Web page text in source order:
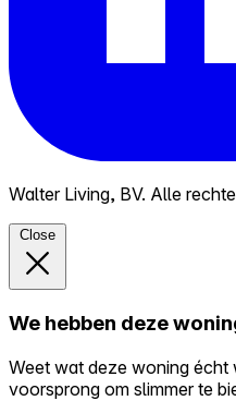
Walter Living, BV. Alle
Close
We hebben deze
Weet wat deze woning écht
voorsprong om slimmer te